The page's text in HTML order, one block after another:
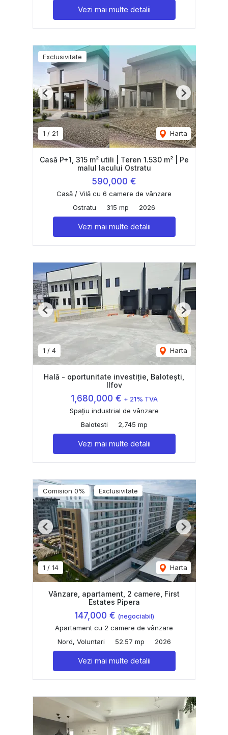
Vezi mai multe detalii
Exclusivitate
1 / 21 Harta
Previous Next
Casă P+1, 315 m² utili | Teren 1.530 m² | Pe
malul lacului Ostratu
590,000 €
Casă / Vilă cu 6 camere de vânzare
Ostratu
315 mp 2026
Vezi mai multe detalii
1 / 4 Harta
Previous Next
Hală - oportunitate investiție, Balotești,
Ilfov
1,680,000 € + 21% TVA
Spațiu industrial de vânzare
Balotesti
2,745 mp
Vezi mai multe detalii
Comision 0% Exclusivitate
1 / 14 Harta
Previous Next
Vânzare, apartament, 2 camere, First
Estates Pipera
147,000 € (negociabil)
Apartament cu 2 camere de vânzare
Nord, Voluntari
52.57 mp 2026
Vezi mai multe detalii